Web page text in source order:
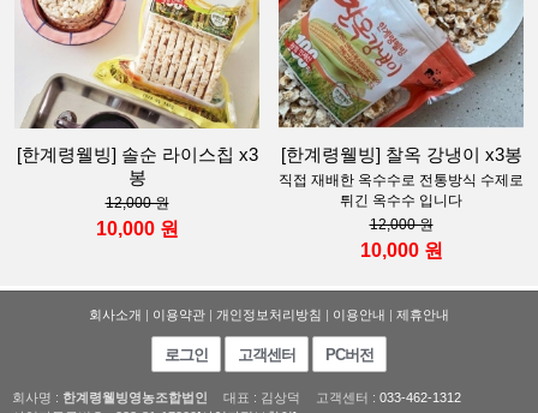
[한계령웰빙] 솔순 라이스칩 x3
봉
12,000 원
10,000 원
[한계령웰빙] 찰옥 강냉이 x3봉
직접 재배한 옥수수로 전통방식 수제로
튀긴 옥수수 입니다
12,000 원
10,000 원
회사소개 | 이용약관 | 개인정보처리방침 | 이용안내 | 제휴안내
로그인 고객센터 PC버전
회사명 : 한계령웰빙영농조합법인 대표 : 김상덕 고객센터 : 033-462-1312